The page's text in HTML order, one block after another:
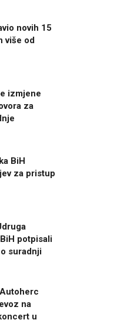
novih 15
više od
izmjene
za
BiH
za pristup
potpisali
suradnji
na
u